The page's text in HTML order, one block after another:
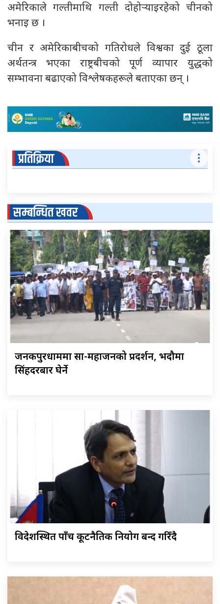
अमेरिकाले गल्तीमाथि गल्ती दोहोर्‍याइरहेको चीनको
भनाइ छ ।
चीन र अमेरिकाबीचको गतिरोधले विश्वका दुई ठूला
अर्थतन्त्र भएका राष्ट्रबीचको पूर्ण व्यापार युद्धको
सम्भावना बढाएको विश्लेषकहरूले बताएका छन् ।
प्रतिक्रिया
सम्बन्धित खवर
जनकपुरधाममा साहु-महाजनको प्रदर्शन, भदौमा
सिंहदरबार घेर्ने
विदेशस्थित पाँच कूटनैतिक नियोग बन्द गरिँदै